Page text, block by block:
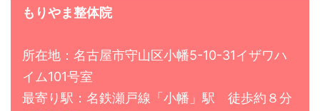
もりやま整体院
所在地：名古屋市守山区小幡5-10-31イザワハ
イム101号室
最寄り駅：名鉄瀬戸線「小幡」駅 徒歩約８分